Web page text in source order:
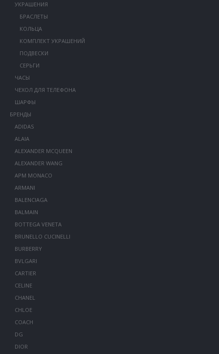
УКРАШЕНИЯ
БРАСЛЕТЫ
КОЛЬЦА
КОМПЛЕКТ УКРАШЕНИЙ
ПОДВЕСКИ
СЕРЬГИ
ЧАСЫ
ЧЕХОЛ ДЛЯ ТЕЛЕФОНА
ШАРФЫ
БРЕНДЫ
ADIDAS
ALAIA
ALEXANDER MCQUEEN
ALEXANDER WANG
APM MONACO
ARMANI
BALENCIAGA
BALMAIN
BOTTEGA VENETA
BRUNELLO CUCINELLI
BURBERRY
BVLGARI
CARTIER
CELINE
CHANEL
CHLOE
COACH
DG
DIOR